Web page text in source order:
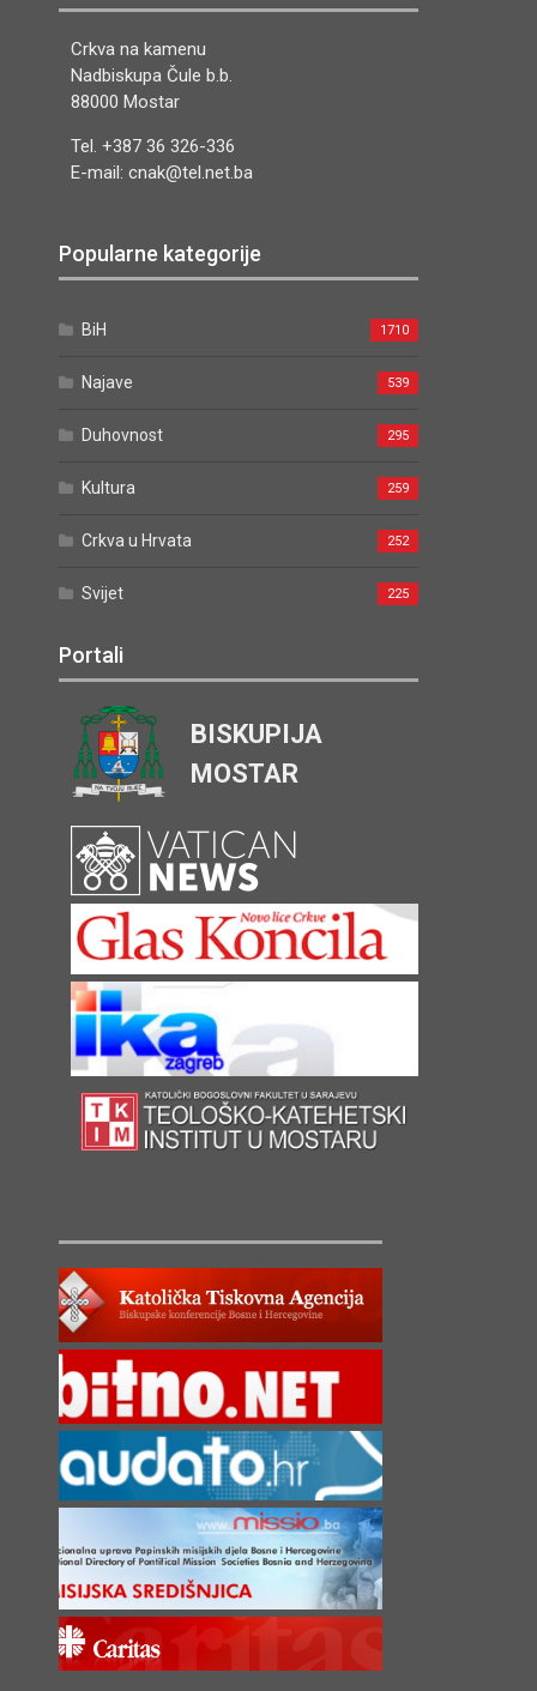
Crkva na kamenu
Nadbiskupa Čule b.b.
88000 Mostar
Tel. +387 36 326-336
E-mail: cnak@tel.net.ba
Popularne kategorije
BiH 1710
Najave 539
Duhovnost 295
Kultura 259
Crkva u Hrvata 252
Svijet 225
Portali
BISKUPIJA
MOSTAR